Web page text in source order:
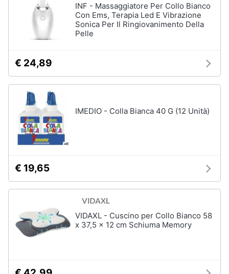
Animali
Libri,
cd
Festività
e
Promozioni
Servizi
Assistenza
INF - Massaggiatore Per Collo Bianco
Con Ems, Terapia Led E Vibrazione
Sonica Per Il Ringiovanimento Della
Pelle
€ 24,89
IMEDIO - Colla Bianca 40 G (12 Unità)
€ 19,65
VIDAXL - Cuscino per Collo Bianco 58
x 37,5 x 12 cm Schiuma Memory